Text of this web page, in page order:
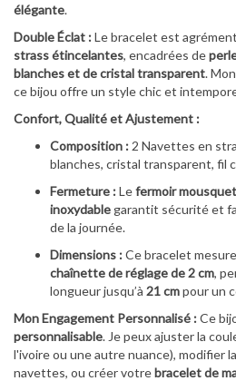
élégante.
Double Éclat :Le bracelet est
strass étincelantes, encadrées de
blanches et de cristal transparent.
ce bijou offre un style chic et
Confort, Qualité et Ajustement :
Composition : 2 Navettes en
blanches, cristal transparent, fil
Fermeture :Lefermoir
inoxydable garantit sécurité et
de la journée.
Dimensions :Ce bracelet mesure
chaînette de réglage de 2 cm,
longueur jusqu’à 21 cmpour un
Mon Engagement Personnalisé :Ce
personnalisable. Je peux ajuster la
l'ivoire ou une autre nuance), modifier
navettes, ou créer votrebracelet de